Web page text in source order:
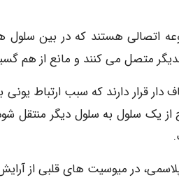
اتصالی هستند که در بین
متصل می کنند و مانع از هم
قرار دارند که سبب ارتباط
یک سلول به سلول دیگر منتقل
در میوسیت های قلبی از